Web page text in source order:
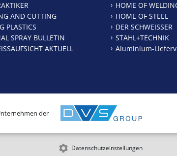
AND CUTTING
PLASTICS
SPRAY BULLETIN
AKTUELL
HOME OF
HOME OF STEEL
DER SCHWEISSER
STAHL+TECHNIK
Aluminium-
der
Datenschutzeinstellungen